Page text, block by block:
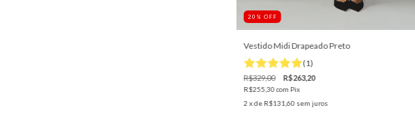
20 % OFF
Vestido Midi Drapeado Preto
(1)
R$329,00 R$263,20
R$255,30com Pix
2 x deR$131,60 sem juros